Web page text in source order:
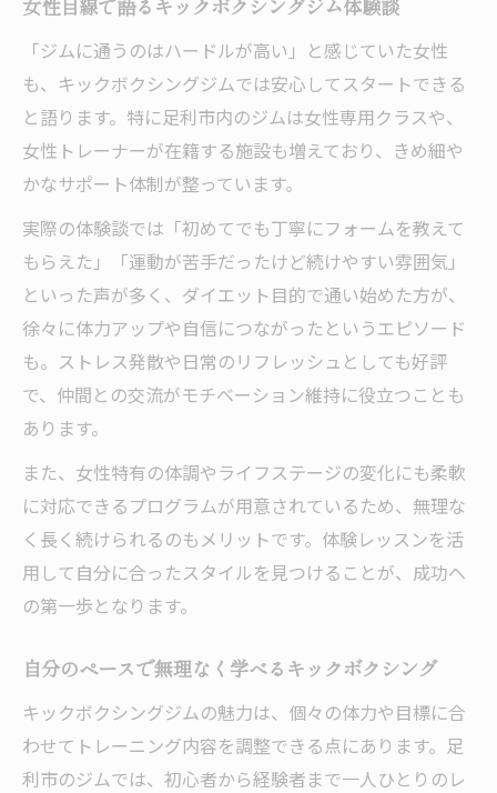
女性目線で語るキックボクシングジム体験談
「ジムに通うのはハードルが高い」と感じていた女性
も、キックボクシングジムでは安心してスタートできる
と語ります。特に足利市内のジムは女性専用クラスや、
女性トレーナーが在籍する施設も増えており、きめ細や
かなサポート体制が整っています。
実際の体験談では「初めてでも丁寧にフォームを教えて
もらえた」「運動が苦手だったけど続けやすい雰囲気」
といった声が多く、ダイエット目的で通い始めた方が、
徐々に体力アップや自信につながったというエピソード
も。ストレス発散や日常のリフレッシュとしても好評
で、仲間との交流がモチベーション維持に役立つことも
あります。
また、女性特有の体調やライフステージの変化にも柔軟
に対応できるプログラムが用意されているため、無理な
く長く続けられるのもメリットです。体験レッスンを活
用して自分に合ったスタイルを見つけることが、成功へ
の第一歩となります。
自分のペースで無理なく学べるキックボクシング
キックボクシングジムの魅力は、個々の体力や目標に合
わせてトレーニング内容を調整できる点にあります。足
利市のジムでは、初心者から経験者まで一人ひとりのレ